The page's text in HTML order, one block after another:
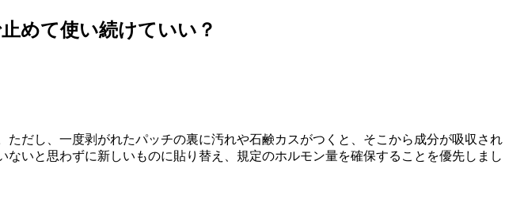
めて使い続けていい？
だし、一度剥がれたパッチの裏に汚れや石鹸カスがつくと、そこから成分が吸収され
いと思わずに新しいものに貼り替え、規定のホルモン量を確保することを優先しまし